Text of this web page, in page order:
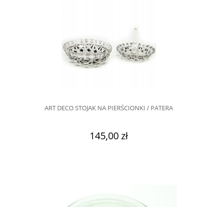
ART DECO STOJAK NA PIERŚCIONKI / PATERA
145,00 zł